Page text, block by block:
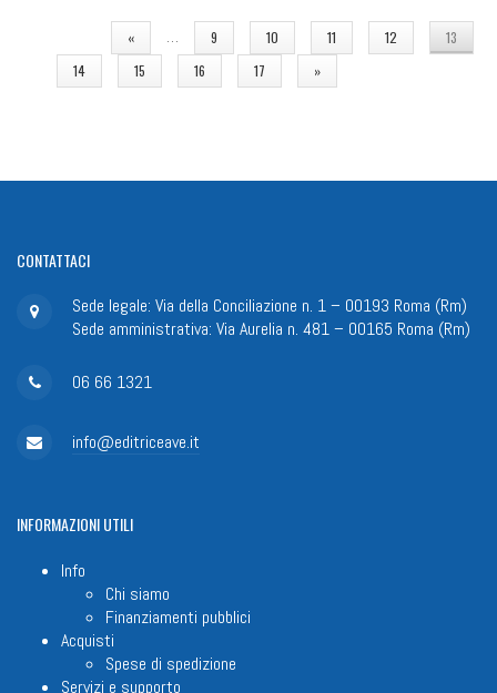
« … 9 10 11 12
13
14
15 16 17 »
CONTATTACI
Sede legale: Via della Conciliazione n. 1 – 00193 Roma (Rm)
Sede amministrativa: Via Aurelia n. 481 – 00165 Roma (Rm)
06 66 1321
info@editriceave.it
INFORMAZIONIUTILI
Info
Chi siamo
Finanziamenti pubblici
Acquisti
Spese di spedizione
Servizi e supporto